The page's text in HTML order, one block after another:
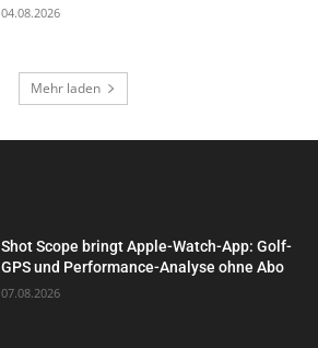
04.08.2026
Mehr laden
Shot Scope bringt Apple-Watch-App: Golf-
GPS und Performance-Analyse ohne Abo
07.08.2026